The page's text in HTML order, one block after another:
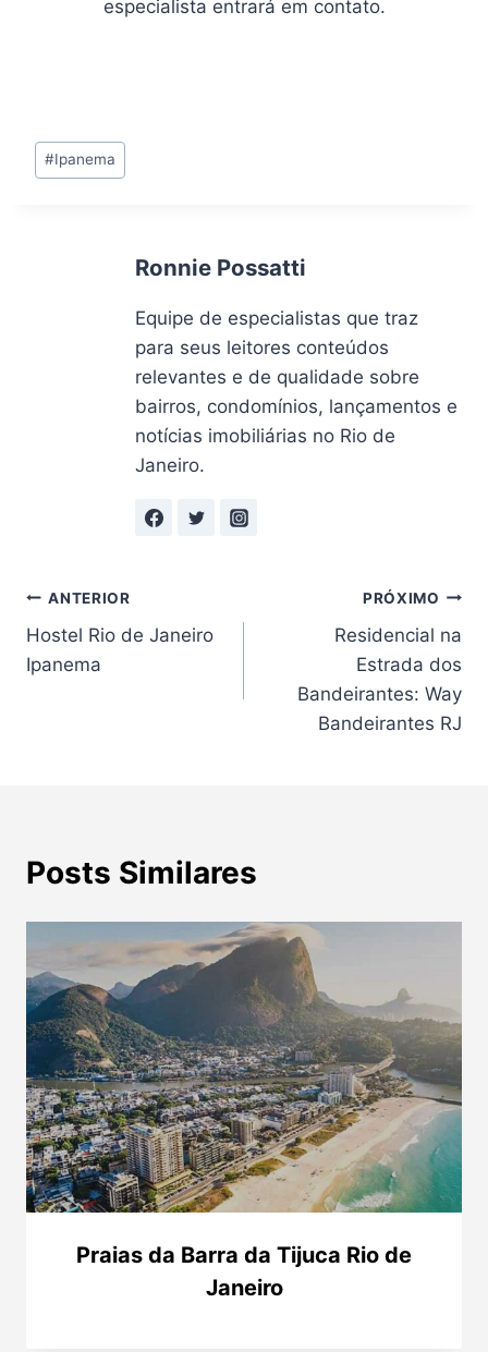
especialista entrará em contato.
Tags
do
#Ipanema
Ronnie Possatti
Equipe de especialistas que traz
para seus leitores conteúdos
relevantes e de qualidade sobre
bairros, condomínios, lançamentos e
notícias imobiliárias no Rio de
Janeiro.
Navegação
de
ANTERIOR
Hostel Rio de Janeiro
Ipanema
PRÓXIMO
Residencial na
Estrada dos
Bandeirantes: Way
Bandeirantes RJ
Posts Similares
Praias da Barra da Tijuca Rio de
Janeiro